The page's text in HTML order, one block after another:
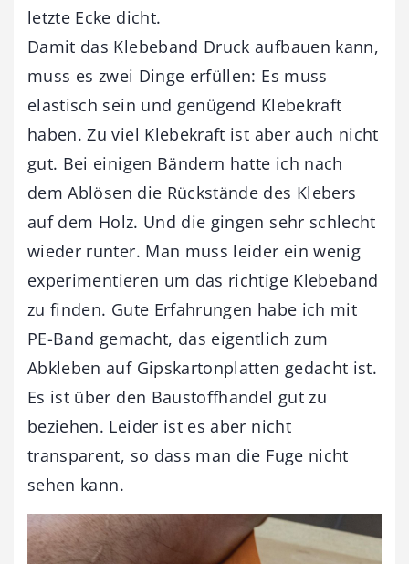
letzte Ecke dicht.
Damit das Klebeband Druck aufbauen kann,
muss es zwei Dinge erfüllen: Es muss
elastisch sein und genügend Klebekraft
haben. Zu viel Klebekraft ist aber auch nicht
gut. Bei einigen Bändern hatte ich nach
dem Ablösen die Rückstände des Klebers
auf dem Holz. Und die gingen sehr schlecht
wieder runter. Man muss leider ein wenig
experimentieren um das richtige Klebeband
zu finden. Gute Erfahrungen habe ich mit
PE-Band gemacht, das eigentlich zum
Abkleben auf Gipskartonplatten gedacht ist.
Es ist über den Baustoffhandel gut zu
beziehen. Leider ist es aber nicht
transparent, so dass man die Fuge nicht
sehen kann.